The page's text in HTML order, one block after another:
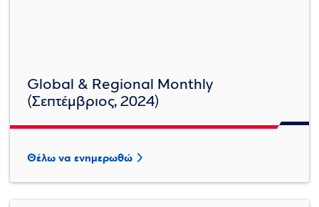
Global & Regional Monthly
(Σεπτέμβριος, 2024)
Θέλω να ενημερωθώ